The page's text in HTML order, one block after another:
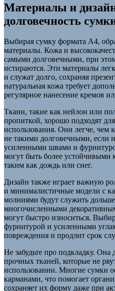
Материалы и
долговечность
Выбирая сумку формата А4,
материалы. Кожа и
самыми долговечными, при
истираются. Эти материалы
и служат долго, сохраняя
натуральная кожа требует
регулярное нанесение кремов
Ткани, такие как нейлон или
пропиткой, хорошо подходят
использования. Они легче, чем
не такими долговечными, если
усиленными швами и
могут быть более устойчивыми
таким как дождь или снег.
Дизайн также играет важную
и минималистичные модели с
молниями будут служить
многочисленными
могут быстро износиться.
фурнитурой и усиленными
повреждения и продлит срок
Не забудьте про подкладку.
прочных тканей, которые не
использовании. Многие сумки
карманами, что помогает
сохраняет их форму даже при